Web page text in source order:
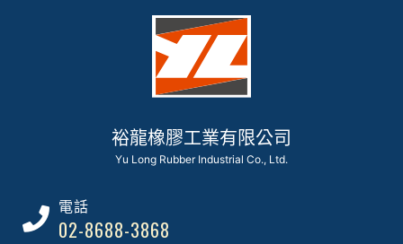
裕龍橡膠工業有限公司
Yu Long Rubber Industrial Co., Ltd.
電話
02-8688-3868